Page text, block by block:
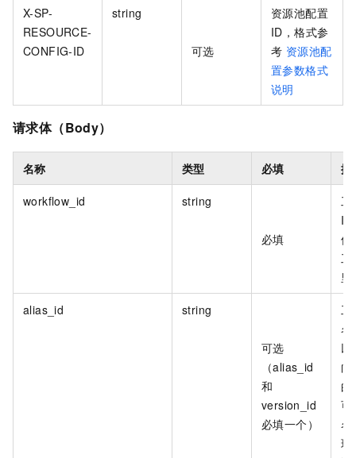
X-SP-
RESOURCE-
CONFIG-ID
string
可选
资源池配置
ID，格式参
考 资源池配
置参数格式
说明
请求体（Body）
名称 类型 必填 描
workflow_id string
必填
工
ID
值
工
里
alias_id string
可选
（alias_id
和
version_id
必填一个）
工
名
以
向
的
可
名
现